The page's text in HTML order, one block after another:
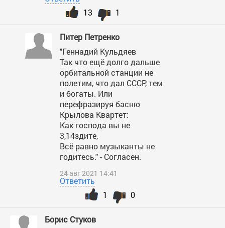
1
13
Питер Петренко
"Геннадий Кульдяев
Так что ещё долго дальше
орбитальной станции не
полетим, что дал СССР, тем
и богаты. Или
перефразируя басню
Крылова Квартет:
Как господа вы не
3,14здите,
Всё равно музыканты не
годитесь." - Согласен.
24 авг 2021 14:41
Ответить
0
1
Борис Стуков